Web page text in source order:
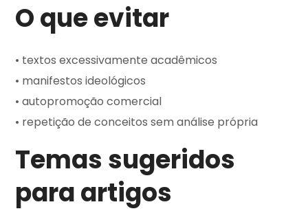
O que evitar
• textos excessivamente acadêmicos
• manifestos ideológicos
• autopromoção comercial
• repetição de conceitos sem análise própria
Temas sugeridos
para artigos